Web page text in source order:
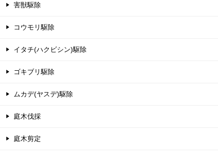
害獣駆除
コウモリ駆除
イタチ(ハクビシン)駆除
ゴキブリ駆除
ムカデ(ヤスデ)駆除
庭木伐採
庭木剪定